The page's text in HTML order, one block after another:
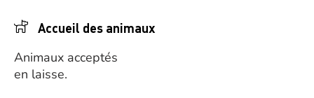
Accueil des animaux
Animaux acceptés
en laisse.